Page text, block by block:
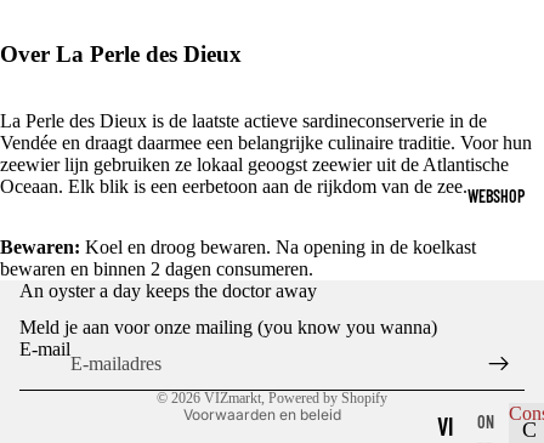
WEBSHOP
VI
ON
C
Over La Perle des Dieux
La Perle des Dieux is de laatste actieve sardineconserverie in de
Vendée en draagt daarmee een belangrijke culinaire traditie. Voor hun
zeewier lijn gebruiken ze lokaal geoogst zeewier uit de Atlantische
Oceaan. Elk blik is een eerbetoon aan de rijkdom van de zee.
Bewaren: Koel en droog bewaren. Na opening in de koelkast
bewaren en binnen 2 dagen consumeren.
An oyster a day keeps the doctor away
Meld je aan voor onze mailing (you know you wanna)
E-mail
© 2026 VIZmarkt, Powered by Shopify
Voorwaarden en beleid
Privacybeleid
Terugbetalingsbeleid
Algemene voorwaarden
Contactgegevens